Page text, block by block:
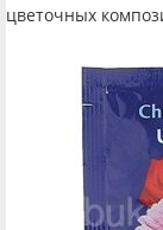
цветочных